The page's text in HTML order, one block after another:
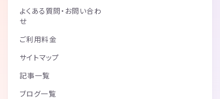
よくある質問・お問い合わ
せ
ご利用料金
サイトマップ
記事一覧
ブログ一覧